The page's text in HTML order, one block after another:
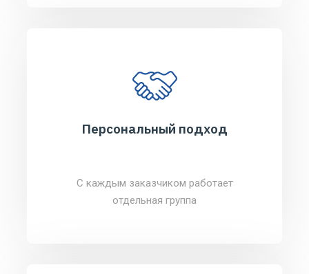
Персональный подход
С каждым заказчиком работает
отдельная группа